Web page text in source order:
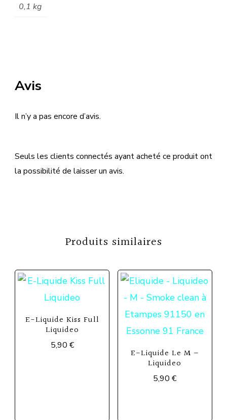
0,1 kg
Avis
Il n’y a pas encore d’avis.
Seuls les clients connectés ayant acheté ce produit ont
la possibilité de laisser un avis.
Produits similaires
E-Liquide Kiss Full
Liquideo
5,90 €
E-Liquide Le M –
Liquideo
5,90€